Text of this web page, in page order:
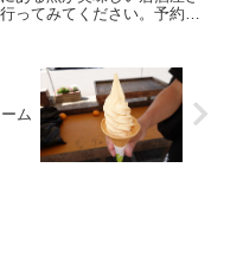
ってみてください。予約必
ム